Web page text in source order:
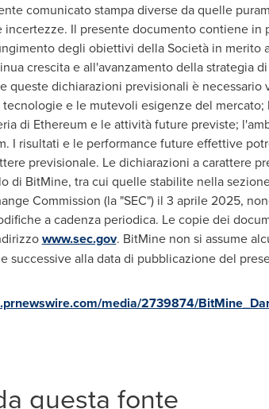
comunicato stampa diverse da quelle
incertezze. Il presente documento contiene
degli obiettivi della Società in
crescita e all'avanzamento della strategia
queste dichiarazioni previsionali è
e le mutevoli esigenze del
di Ethereum e le attività future previste;
I risultati e le performance future effettive
previsionale. Le dichiarazioni a carattere
di BitMine, tra cui quelle stabilite nella
Commission (la "SEC") il 3 aprile 2025,
a cadenza periodica. Le copie dei
www.sec.gov. BitMine non si assume
successive alla data di pubblicazione del
media/2739874/
questa fonte